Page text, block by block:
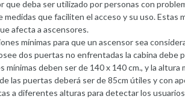
que deba ser utilizado por personas con
medidas que faciliten el acceso y su uso. Estas
afecta a ascensores.
mínimas para que un ascensor sea
dos puertas no enfrentadas la cabina debe
mínimas deben ser de 140 x 140 cm., y la altura
las puertas deberá ser de 85cm útiles y con
a diferentes alturas para detectar los